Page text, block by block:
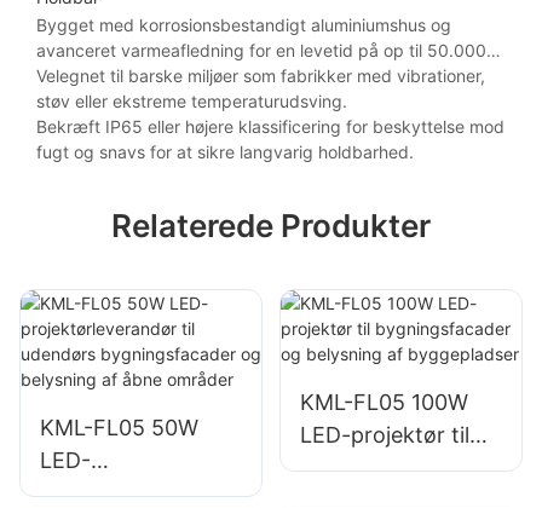
Bygget med korrosionsbestandigt aluminiumshus og
avanceret varmeafledning for en levetid på op til 50.000
timer.
Velegnet til barske miljøer som fabrikker med vibrationer,
støv eller ekstreme temperaturudsving.
Bekræft IP65 eller højere klassificering for beskyttelse mod
fugt og snavs for at sikre langvarig holdbarhed.
Relaterede Produkter
KML-FL05 50W
LED-
projektørleverandø
KML-FL05 100W
LED-projektør til
bygningsfacader